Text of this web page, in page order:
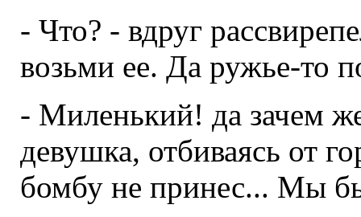
- Что? - вдруг
возьми ее. Да ружье-то
- Миленький! да зачем
девушка, отбиваясь от
бомбу не принес... Мы